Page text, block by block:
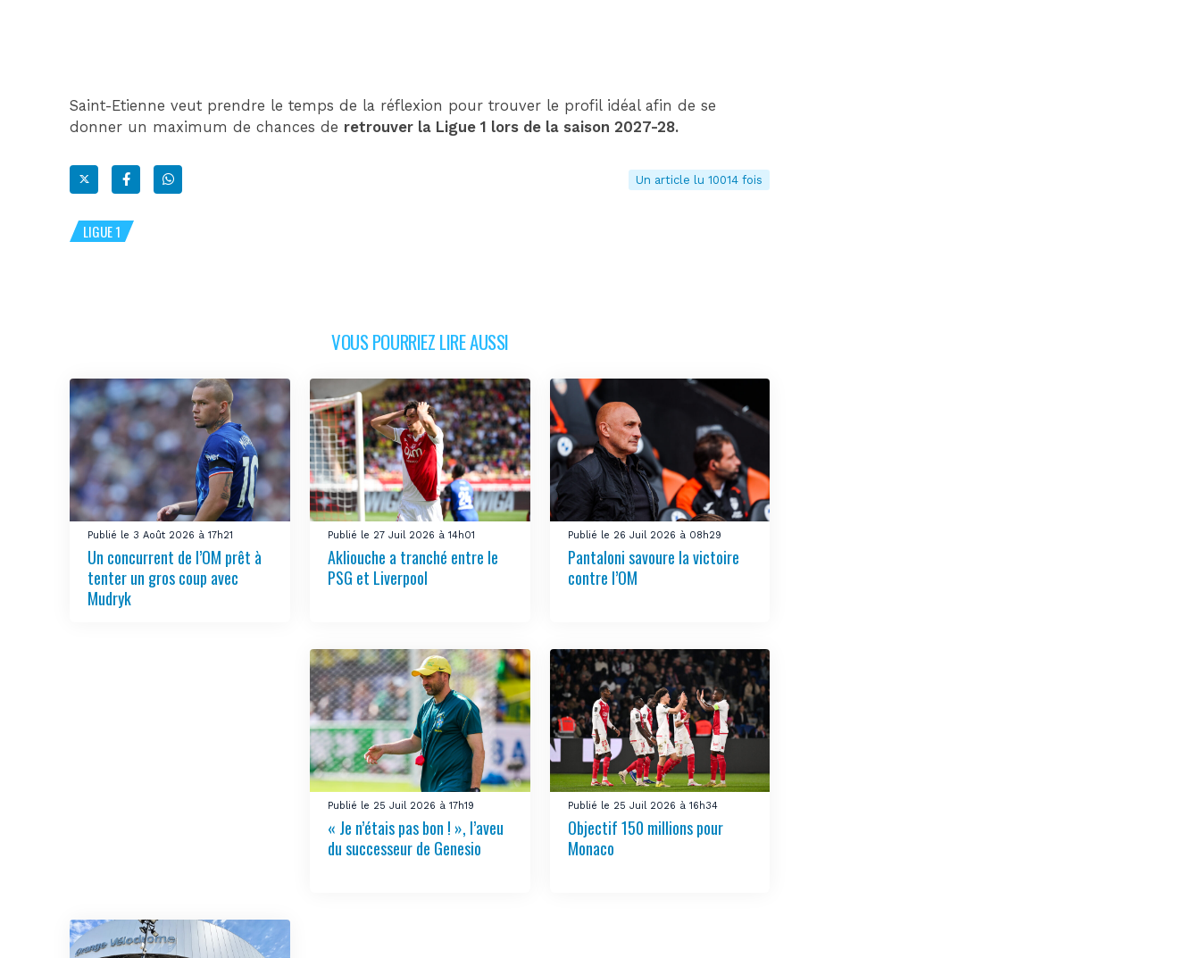
Saint-Etienne veut prendre le temps de la réflexion pour trouver le profil idéal afin de se
donner un maximum de chances de retrouver la Ligue 1 lors de la saison 2027-28.
Un article lu 10014 fois
LIGUE 1
VOUS POURRIEZ LIRE AUSSI
Publié le 3 Août 2026 à 17h21
Un concurrent de l’OM prêt à
tenter un gros coup avec
Mudryk
Publié le 27 Juil 2026 à 14h01
Akliouche a tranché entre le
PSG et Liverpool
Publié le 26 Juil 2026 à 08h29
Pantaloni savoure la victoire
contre l’OM
Publié le 25 Juil 2026 à 17h19
« Je n’étais pas bon ! », l’aveu
du successeur de Genesio
Publié le 25 Juil 2026 à 16h34
Objectif 150 millions pour
Monaco